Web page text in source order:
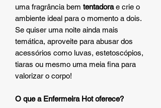
uma fragrância bem tentadorae crie o
ambiente ideal para o momento a dois.
Se quiser uma noite ainda mais
temática, aproveite para abusar dos
acessórios como luvas, estetoscópios,
tiaras ou mesmo uma meia fina para
valorizar o corpo!
O que a Enfermeira Hot oferece?